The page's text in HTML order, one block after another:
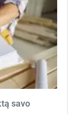
savo